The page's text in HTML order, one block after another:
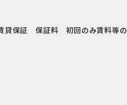
貸保証 保証料 初回のみ賃料等